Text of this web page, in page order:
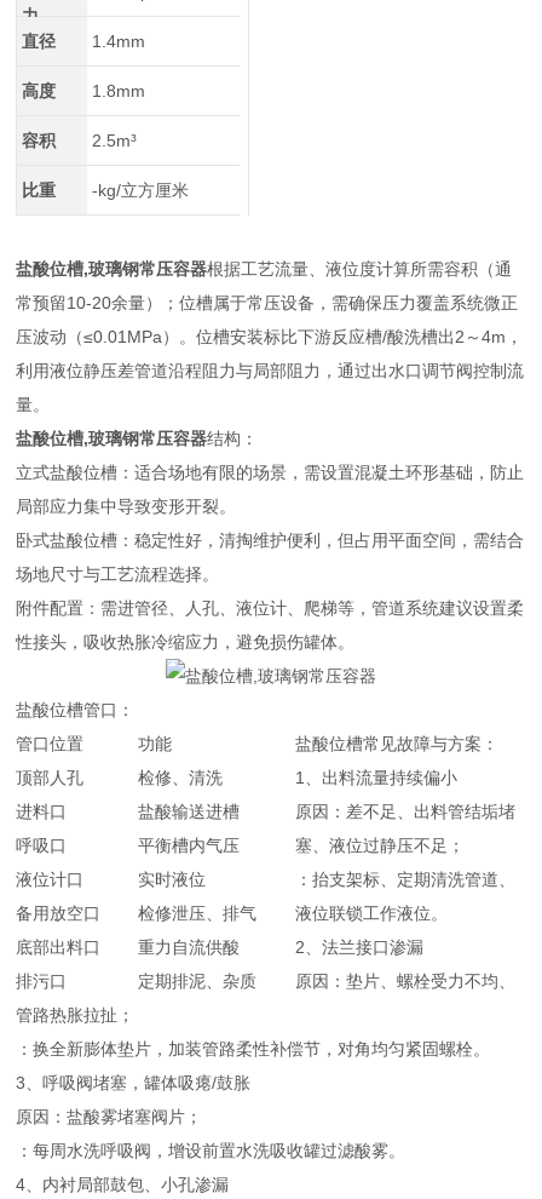
力
直径 1.4mm
高度 1.8mm
容积 2.5m³
比重 -kg/立方厘米
盐酸位槽,玻璃钢常压容器根据工艺流量、液位度计算所需容积（通
常预留10-20余量）；位槽属于常压设备，需确保压力覆盖系统微正
压波动（≤0.01MPa）。位槽安装标比下游反应槽/酸洗槽出2～4m，
利用液位静压差管道沿程阻力与局部阻力，通过出水口调节阀控制流
量。
盐酸位槽,玻璃钢常压容器结构：
立式盐酸位槽：适合场地有限的场景，需设置混凝土环形基础，防止
局部应力集中导致变形开裂。
卧式盐酸位槽：稳定性好，清掏维护便利，但占用平面空间，需结合
场地尺寸与工艺流程选择。
附件配置：需进管径、人孔、液位计、爬梯等，管道系统建议设置柔
性接头，吸收热胀冷缩应力，避免损伤罐体。
盐酸位槽管口：
管口位置
功能
顶部人孔
检修、清洗
进料口
盐酸输送进槽
呼吸口
平衡槽内气压
液位计口
实时液位
备用放空口
检修泄压、排气
底部出料口
重力自流供酸
排污口
定期排泥、杂质
盐酸位槽常见故障与方案：
1、出料流量持续偏小
原因：差不足、出料管结垢堵
塞、液位过静压不足；
：抬支架标、定期清洗管道、
液位联锁工作液位。
2、法兰接口渗漏
原因：垫片、螺栓受力不均、
管路热胀拉扯；
：换全新膨体垫片，加装管路柔性补偿节，对角均匀紧固螺栓。
3、呼吸阀堵塞，罐体吸瘪/鼓胀
原因：盐酸雾堵塞阀片；
：每周水洗呼吸阀，增设前置水洗吸收罐过滤酸雾。
4、内衬局部鼓包、小孔渗漏